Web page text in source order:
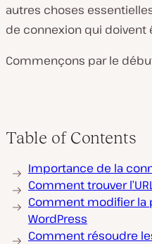
autres choses
de connexion qui doivent
Commençons par le
Table of Contents
Importance de la
Comment trouver
Comment modifier la
WordPress
Comment résoudre